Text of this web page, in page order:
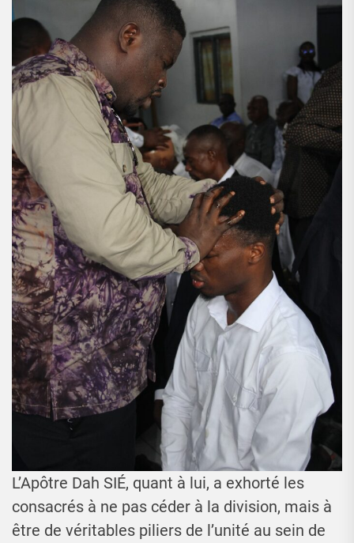
L’Apôtre Dah SIÉ, quant à lui, a exhorté les
consacrés à ne pas céder à la division, mais à
être de véritables piliers de l’unité au sein de